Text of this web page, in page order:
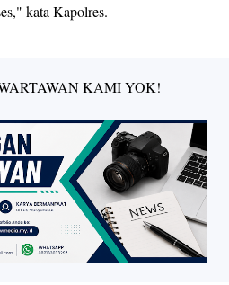
kata Kapolres.
KAMI YOK!